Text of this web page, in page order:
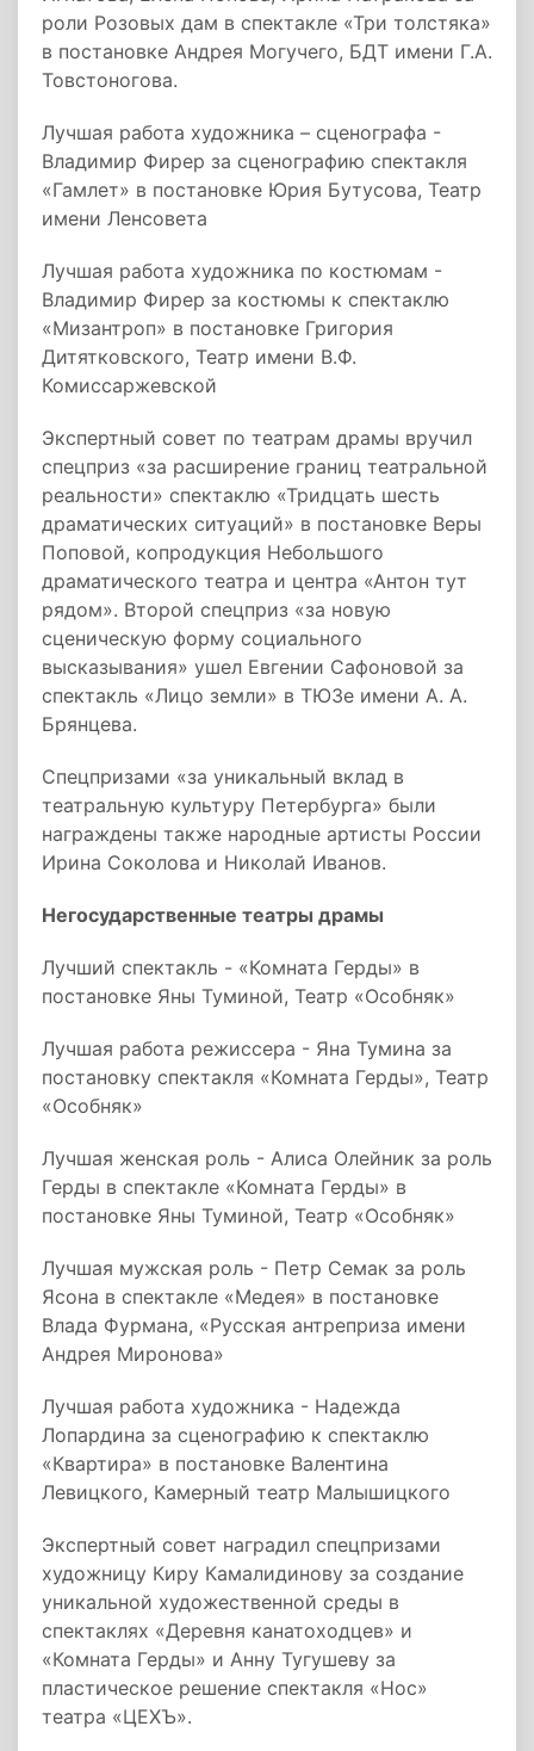
роли Розовых дам в спектакле «Три толстяка»
в постановке Андрея Могучего, БДТ имени Г.А.
Товстоногова.
Лучшая работа художника – сценографа -
Владимир Фирер за сценографию спектакля
«Гамлет» в постановке Юрия Бутусова, Театр
имени Ленсовета
Лучшая работа художника по костюмам -
Владимир Фирер за костюмы к спектаклю
«Мизантроп» в постановке Григория
Дитятковского, Театр имени В.Ф.
Комиссаржевской
Экспертный совет по театрам драмы вручил
спецприз «за расширение границ театральной
реальности» спектаклю «Тридцать шесть
драматических ситуаций» в постановке Веры
Поповой, копродукция Небольшого
драматического театра и центра «Антон тут
рядом». Второй спецприз «за новую
сценическую форму социального
высказывания» ушел Евгении Сафоновой за
спектакль «Лицо земли» в ТЮЗе имени А. А.
Брянцева.
Спецпризами «за уникальный вклад в
театральную культуру Петербурга» были
награждены также народные артисты России
Ирина Соколова и Николай Иванов.
Негосударственные театры драмы
Лучший спектакль - «Комната Герды» в
постановке Яны Туминой, Театр «Особняк»
Лучшая работа режиссера - Яна Тумина за
постановку спектакля «Комната Герды», Театр
«Особняк»
Лучшая женская роль - Алиса Олейник за роль
Герды в спектакле «Комната Герды» в
постановке Яны Туминой, Театр «Особняк»
Лучшая мужская роль - Петр Семак за роль
Ясона в спектакле «Медея» в постановке
Влада Фурмана, «Русская антреприза имени
Андрея Миронова»
Лучшая работа художника - Надежда
Лопардина за сценографию к спектаклю
«Квартира» в постановке Валентина
Левицкого, Камерный театр Малышицкого
Экспертный совет наградил спецпризами
художницу Киру Камалидинову за создание
уникальной художественной среды в
спектаклях «Деревня канатоходцев» и
«Комната Герды» и Анну Тугушеву за
пластическое решение спектакля «Нос»
театра «ЦЕХЪ».